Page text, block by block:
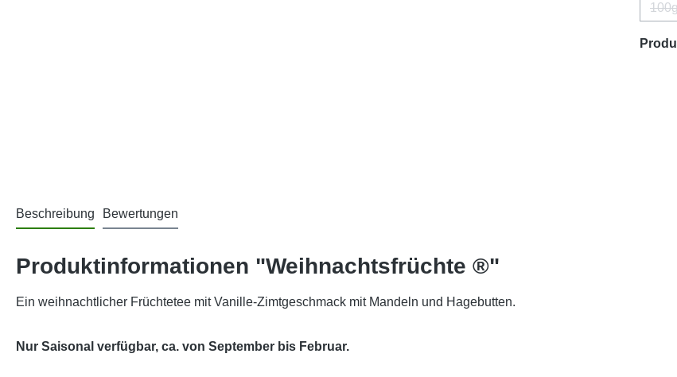
Beschreibung Bewertungen
Produktinformationen "Weihnachtsfrüchte ®"
Ein weihnachtlicher Früchtetee mit Vanille-Zimtgeschmack mit Mandeln und Hagebutten.
Nur Saisonal verfügbar, ca. von September bis Februar.